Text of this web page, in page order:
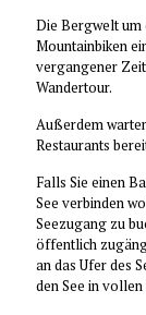
Die Bergwelt um
Mountainbiken
vergangener
Wandertour.
Außerdem
Restaurants
Falls Sie einen
See verbinden
Seezugang zu
öffentlich
an das Ufer des
den See in